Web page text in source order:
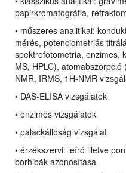
papirkromatográfia,
• műszeres analitikai:
mérés, potenciometriás
spektrofotometria, enzimes,
MS, HPLC), atomabszorpció
NMR, IRMS, 1H-NMR
• DAS-ELISA vizsgálatok
• enzimes vizsgálatok
• palackállóság vizsgálat
• érzékszervi: leíró illetve
borhibák azonosítása